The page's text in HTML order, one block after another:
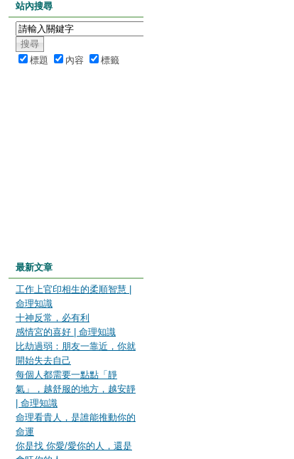
站內搜尋
標題 內容 標籤
最新文章
工作上官印相生的柔順智慧 |
命理知識
十神反常，必有利
感情宮的喜好 | 命理知識
比劫過弱：朋友一靠近，你就
開始失去自己
每個人都需要一點點「靜
氣」，越舒服的地方，越安靜
| 命理知識
命理看貴人，是誰能推動你的
命運
你是找 你愛/愛你的人，還是